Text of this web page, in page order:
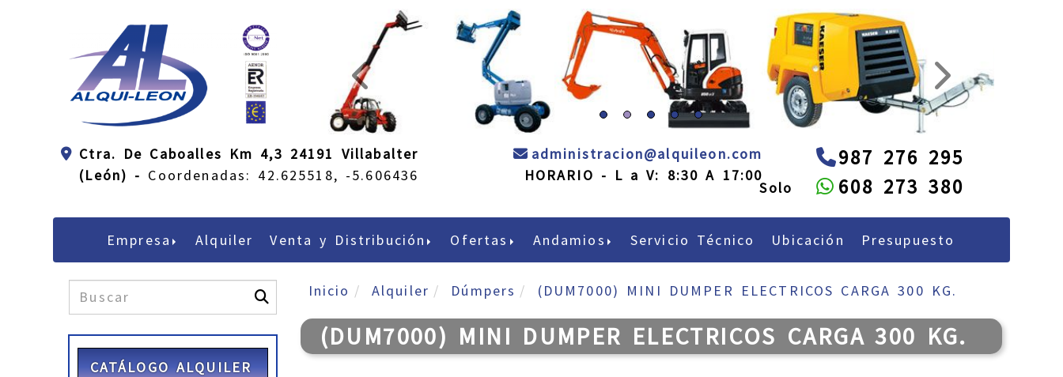
prev
Ctra. De Caboalles Km 4,3 24191 Villabalter
(León) - Coordenadas: 42.625518, -5.606436
administracion alquileon.com administracion
alquileon.com
HORARIO - L a V: 8:30 A 17:00
987 276 295
608 273 380
Empresa Alquiler Venta y Distribución Ofertas Andamios Servicio Técnico Ubicación Presupuesto
CATÁLOGO ALQUILER
Inicio Alquiler Dúmpers (DUM7000) MINI DUMPER ELECTRICOS CARGA 300 KG.
(DUM7000) MINI DUMPER ELECTRICOS CARGA 300 KG.